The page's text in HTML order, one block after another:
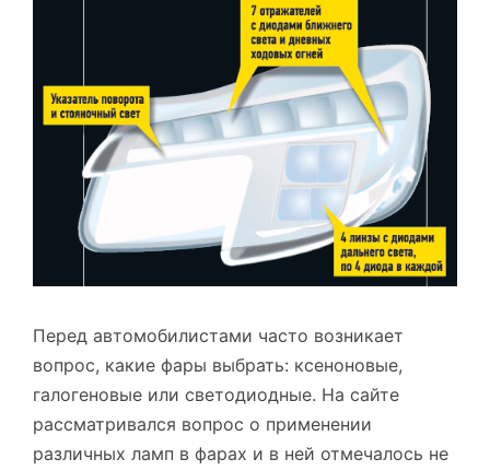
Перед автомобилистами часто возникает
вопрос, какие фары выбрать: ксеноновые,
галогеновые или светодиодные. На сайте
рассматривался вопрос о применении
различных ламп в фарах и в ней отмечалось не